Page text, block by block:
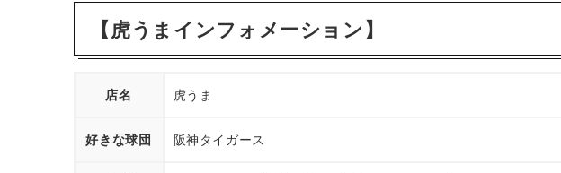
【虎うまインフォメーション】
店名 虎うま
好きな球団 阪神タイガース